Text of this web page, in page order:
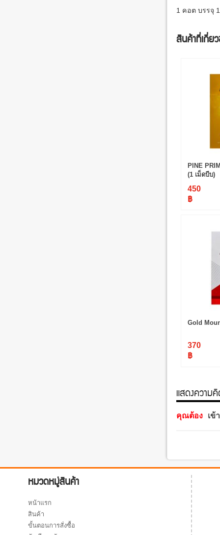
1 คอต บรรจุ
สินค้าที่เกี่ย
PINE
(1 เม็ดบีบ)
450
฿
Gold
370
฿
แสดงความ
คุณต้อง เข้
หมวดหมู่สินค้า
หน้าแรก
สินค้า
ขั้นตอนการสั่งซื้อ